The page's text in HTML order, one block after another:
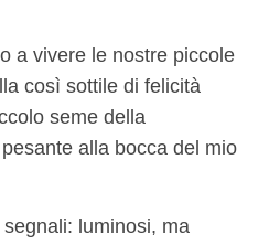
a vivere le nostre piccole
così sottile di felicità
seme della
alla bocca del mio
luminosi, ma